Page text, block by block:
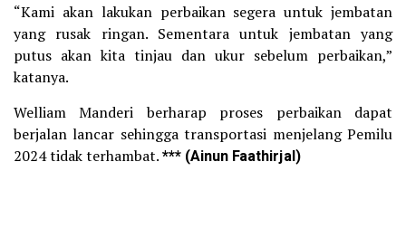
“Kami akan lakukan perbaikan segera untuk jembatan
yang rusak ringan. Sementara untuk jembatan yang
putus akan kita tinjau dan ukur sebelum perbaikan,”
katanya.
Welliam Manderi berharap proses perbaikan dapat
berjalan lancar sehingga transportasi menjelang Pemilu
2024 tidak terhambat.*** (Ainun Faathirjal)